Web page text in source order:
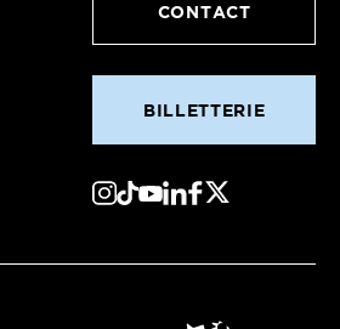
CONTACT
BILLETTERIE